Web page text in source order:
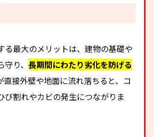
る最大のメリットは、建物の基礎や
守り、長期間にわたり劣化を防げる
直接外壁や地面に流れ落ちると、コ
び割れやカビの発生につながりま